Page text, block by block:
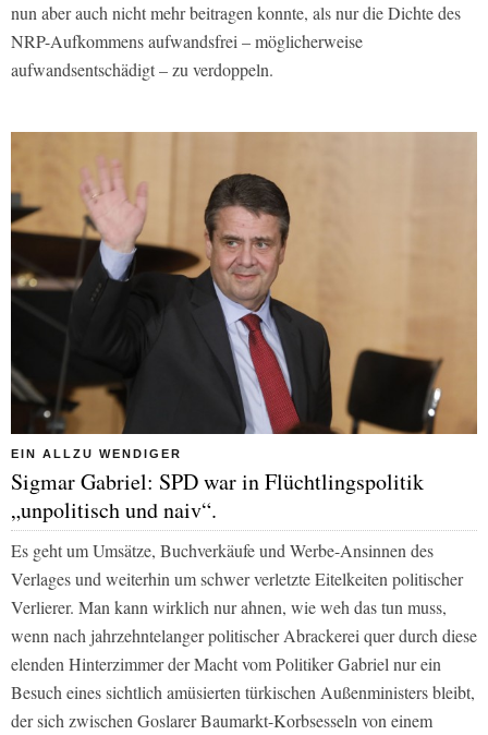
nun aber auch nicht mehr beitragen konnte, als nur die Dichte des
NRP-Aufkommens aufwandsfrei – möglicherweise
aufwandsentschädigt – zu verdoppeln.
EIN ALLZU WENDIGER
Sigmar Gabriel: SPD war in Flüchtlingspolitik
„unpolitisch und naiv“.
Es geht um Umsätze, Buchverkäufe und Werbe-Ansinnen des
Verlages und weiterhin um schwer verletzte Eitelkeiten politischer
Verlierer. Man kann wirklich nur ahnen, wie weh das tun muss,
wenn nach jahrzehntelanger politischer Abrackerei quer durch diese
elenden Hinterzimmer der Macht vom Politiker Gabriel nur ein
Besuch eines sichtlich amüsierten türkischen Außenministers bleibt,
der sich zwischen Goslarer Baumarkt-Korbsesseln von einem